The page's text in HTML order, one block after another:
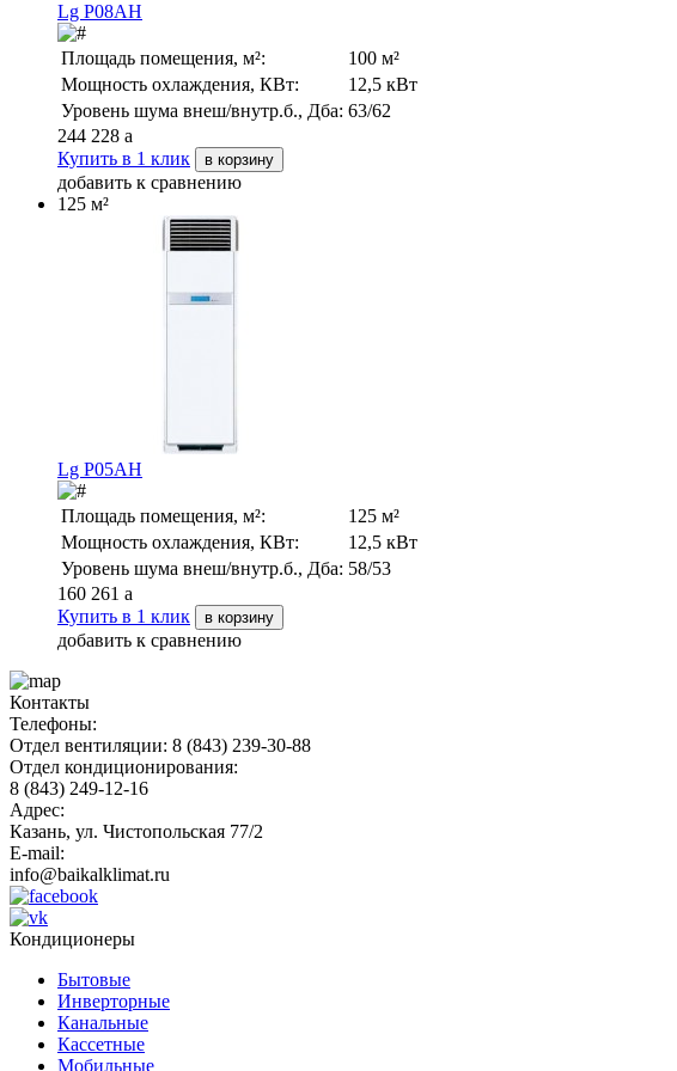
Lg P08AH
Площадь помещения, м²:
100 м²
Мощность охлаждения, КВт:
12,5 кВт
Уровень шума внеш/внутр.б., Дба: 63/62
244 228 a
Купить в 1 клик
в корзину
добавить к сравнению
125 м²
Lg P05AH
Площадь помещения, м²:
125 м²
Мощность охлаждения, КВт:
12,5 кВт
Уровень шума внеш/внутр.б., Дба: 58/53
160 261 a
Купить в 1 клик
в корзину
добавить к сравнению
Контакты
Телефоны:
Отдел вентиляции: 8 (843) 239-30-88
Отдел кондиционирования:
8 (843) 249-12-16
Адрес:
Казань, ул. Чистопольская 77/2
E-mail:
info@baikalklimat.ru
Кондиционеры
Бытовые
Инверторные
Канальные
Кассетные
Мобильные